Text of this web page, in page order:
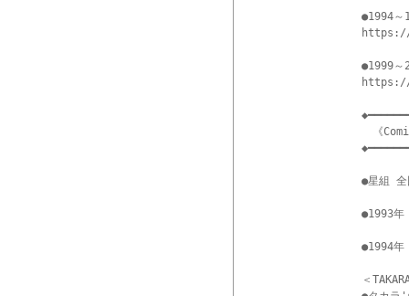
●1994～
https://
●1999～
https://
《
●星組 全
●1993年
●1994年
＜